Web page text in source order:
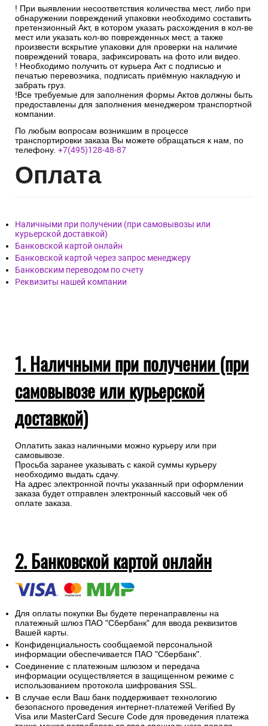
! При выявлении несоответствия количества мест, либо при
обнаружении повреждений упаковки необходимо составить
претензионный Акт, в котором указать расхождения в кол-ве
мест или указать кол-во поврежденных мест, а также
произвести вскрытие упаковки для проверки на наличие
повреждений товара, зафиксировать на фото или видео.
! Необходимо получить от курьера Акт с подписью и
печатью перевозчика, подписать приёмную накладную и
забрать груз.
!Все требуемые для заполнения формы Актов должны быть
предоставлены для заполнения менеджером транспортной
компании.
По любым вопросам возникшим в процессе
транспортировки заказа Вы можете обращаться к нам, по
телефону. +7(495)128-48-87
Оплата
Наличными при получении (при самовывозы или
курьерской доставкой)
Банковской картой онлайн
Банковской картой через запрос менеджеру
Банковским переводом по счету
Реквизиты нашей компании
1. Наличными при получении (при
самовывозе или курьерской
доставкой)
Оплатить заказ наличными можно курьеру или при
самовывозе.
Просьба заранее указывать с какой суммы курьеру
необходимо выдать сдачу.
На адрес электронной почты указанный при оформлении
заказа будет отправлен электронный кассовый чек об
оплате заказа.
2. Банковской картой онлайн
Для оплаты покупки Вы будете перенаправлены на
платежный шлюз ПАО "Сбербанк" для ввода реквизитов
Вашей карты.
Конфиденциальность сообщаемой персональной
информации обеспечивается ПАО "Сбербанк".
Соединение с платежным шлюзом и передача
информации осуществляется в защищенном режиме с
использованием протокола шифрования SSL.
В случае если Ваш банк поддерживает технологию
безопасного проведения интернет-платежей Verified By
Visa или MasterCard Secure Code для проведения платежа